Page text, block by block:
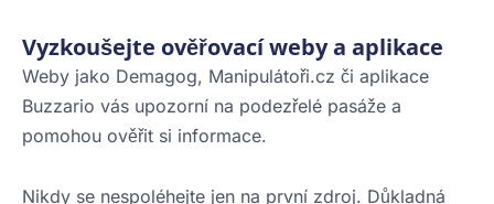
Vyzkoušejte ověřovací weby a aplikace
Weby jako Demagog, Manipulátoři.cz či aplikace
Buzzario vás upozorní na podezřelé pasáže a
pomohou ověřit si informace.
Nikdy se nespoléhejte jen na první zdroj. Důkladná